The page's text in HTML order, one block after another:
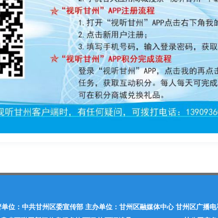
位：中共甘州区委宣传部 主办单位：甘州区融媒体中心 甘州区广播